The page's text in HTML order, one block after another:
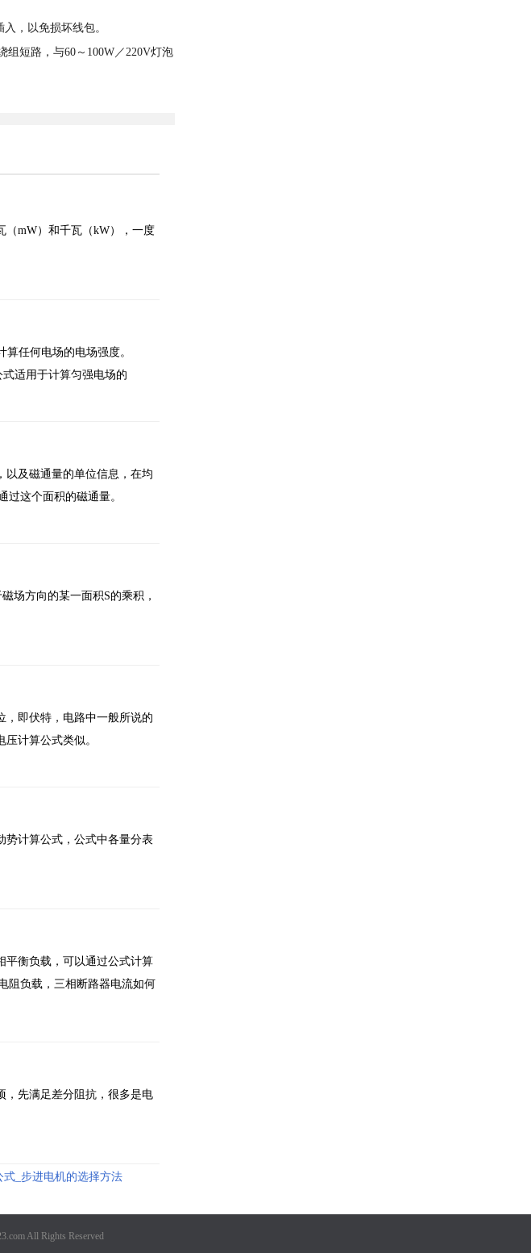
，以免损坏线包。
短路，与60～100W／220V灯泡
（mW）和千瓦（kW），一度
任何电场的电场强度。
适用于计算匀强电场的
以及磁通量的单位信息，在均
过这个面积的磁通量。
场方向的某一面积S的乘积，
，即伏特，电路中一般所说的
计算公式类似。
势计算公式，公式中各量分表
平衡负载，可以通过公式计算
阻负载，三相断路器电流如何
，先满足差分阻抗，很多是电
_步进电机的选择方法
All Rights Reserved